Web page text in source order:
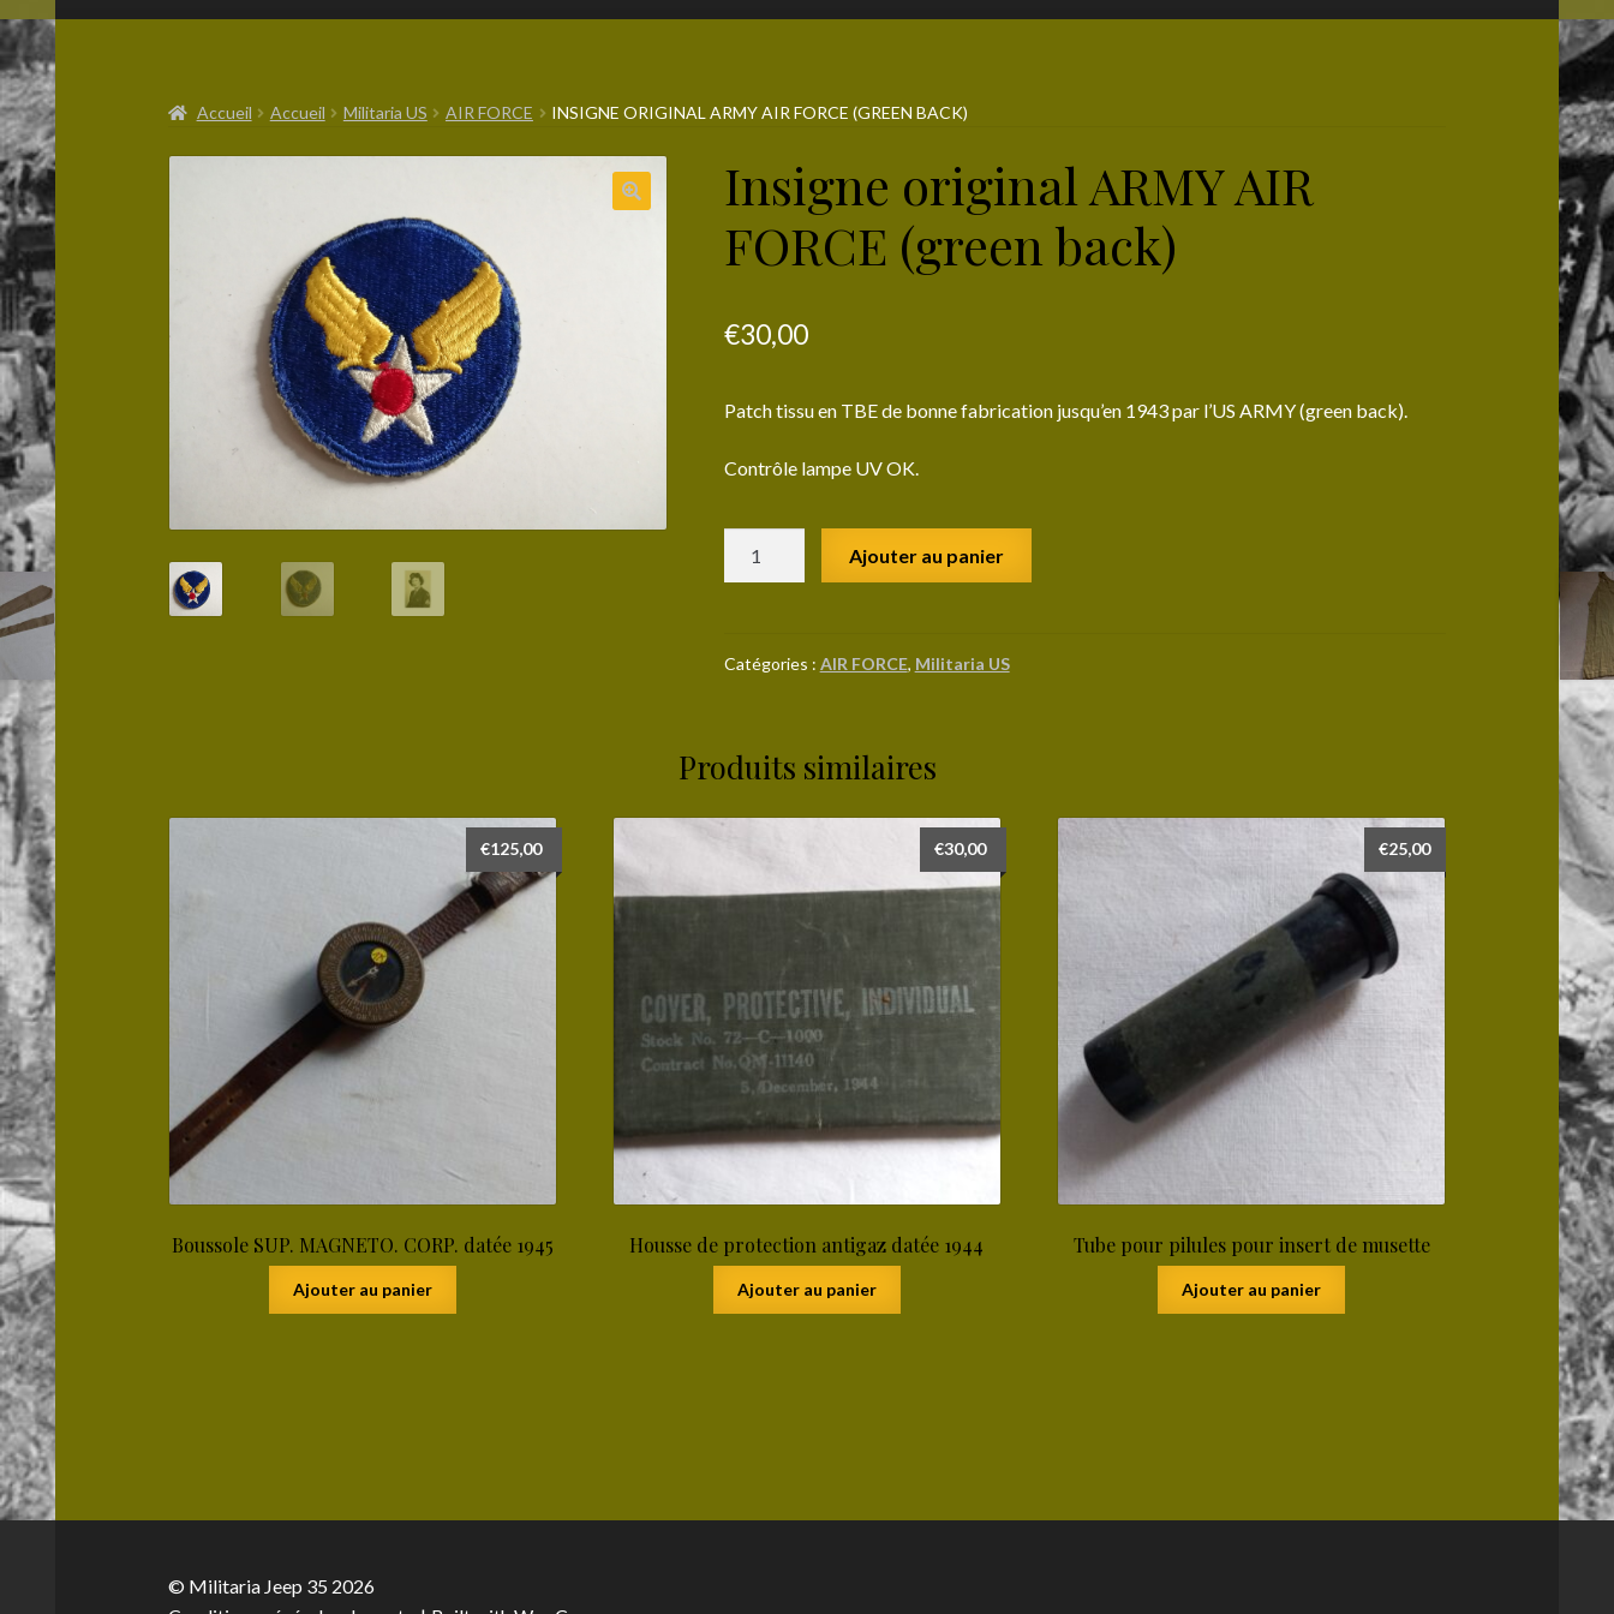
Accueil Accueil Militaria US AIR FORCE INSIGNE ORIGINAL ARMY AIR FORCE (GREEN BACK)
Insigne original ARMY AIR
FORCE (green back)
€30,00
Patch tissu en TBE de bonne fabrication jusqu’en 1943 par l’US ARMY (green back).
Contrôle lampe UV OK.
ARMY
(green
back)
Ajouter au panier
Catégories : AIR FORCE, Militaria US
Produits similaires
Boussole SUP. MAGNETO. CORP. datée 1945
€125,00
Ajouter au panier
Housse de protection antigaz datée 1944
€30,00
Ajouter au panier
Tube pour pilules pour insert de musette
€25,00
Ajouter au panier
© Militaria Jeep 35 2026